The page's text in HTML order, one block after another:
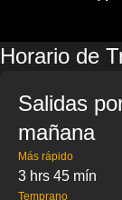
Horario de
Salidas
mañana
Más rápido
3 hrs 45 mín
Temprano